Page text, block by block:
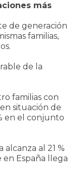
más
de generación
familias,
de la
familias con
situación de
en el conjunto
al 21 %
en España llega